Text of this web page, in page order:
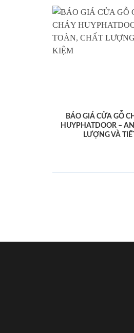
BÁO GIÁ CỬA GỖ
HUYPHATDOOR –
LƯỢNG VÀ